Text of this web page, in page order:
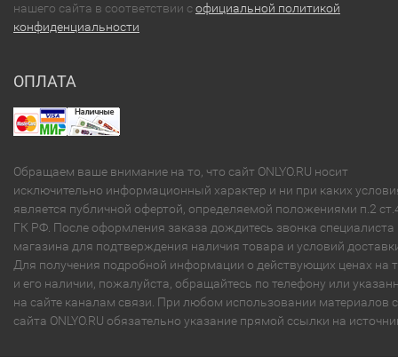
нашего сайта в соответствии софициальной политикой
конфиденциальности
ОПЛАТА
Обращаем ваше внимание на то, что сайт ONLYO.RU носит
исключительно информационный характер и ни при каких
является публичной офертой, определяемой положениями п.2
ГК РФ. После оформления заказа дождитесь звонка специалиста
магазина для подтверждения наличия товара и условий
Для получения подробной информации о действующих ценах на
и его наличии, пожалуйста, обращайтесь по телефону или
на сайте каналам связи. При любом использовании материалов с
сайта ONLYO.RU обязательно указание прямой ссылки на